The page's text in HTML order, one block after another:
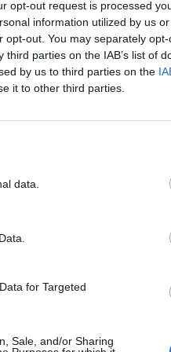
opt-out request is processed
information utilized by us
out. You may separately
parties on the IAB’s list of
by us to third parties on the
it to other third parties.
data.
for Targeted
Sale, and/or Sharing
da
tra i primi dieci
«Love the way
Come States?
e la strategia